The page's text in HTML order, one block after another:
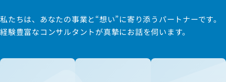
私たちは、あなたの事業と“想い”に寄り添うパートナーです。
経験豊富なコンサルタントが真摯にお話を伺います。